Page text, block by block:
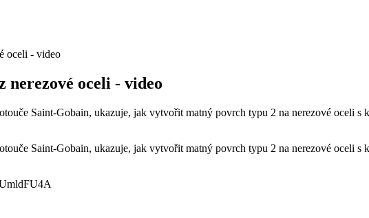
oceli - video
nerezové oceli - video
Saint-Gobain, ukazuje, jak vytvořit matný povrch typu 2 na nerezové oceli
Saint-Gobain, ukazuje, jak vytvořit matný povrch typu 2 na nerezové oceli